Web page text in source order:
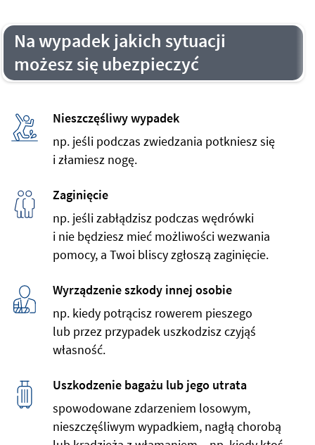
Na wypadek jakich sytuacji
możesz się ubezpieczyć
Nieszczęśliwy wypadek
np. jeśli podczas zwiedzania potkniesz się
i złamiesz nogę.
Zaginięcie
np. jeśli zabłądzisz podczas wędrówki
i nie będziesz mieć możliwości wezwania
pomocy, a Twoi bliscy zgłoszą zaginięcie.
Wyrządzenie szkody innej osobie
np. kiedy potrącisz rowerem pieszego
lub przez przypadek uszkodzisz czyjąś
własność.
Uszkodzenie bagażu lub jego utrata
spowodowane zdarzeniem losowym,
nieszczęśliwym wypadkiem, nagłą chorobą